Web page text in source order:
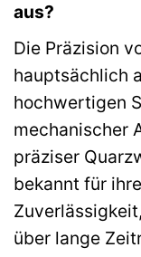
aus?
Die Präzision
hauptsächlich
hochwertigen
mechanischer
präziser
bekannt für
über lange